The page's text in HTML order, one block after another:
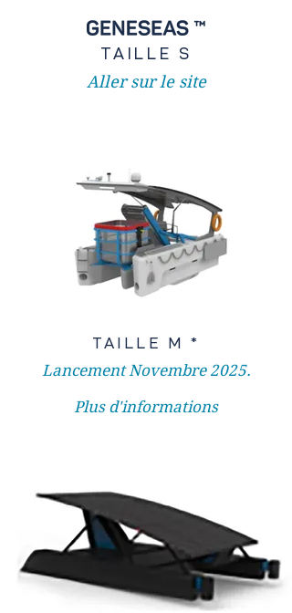
TAILLE S
Aller sur le site
TAILLE M *
Lancement Novembre 2025.
Plus d'informations